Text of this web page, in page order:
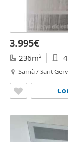
3.995€
236m2
Sarrià / Sant